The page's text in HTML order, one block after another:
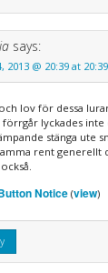
says:
2013 @ 20:39 at 20:39
lov för dessa
förrgår lyckades inte
stänga ute
rent generellt
Notice(view)